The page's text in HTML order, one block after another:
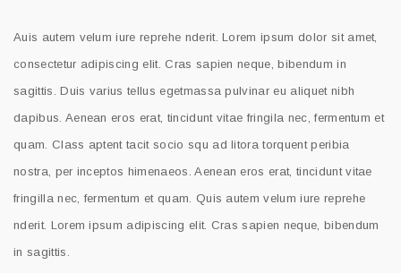
Auis autem velum iure reprehe nderit. Lorem ipsum dolor sit amet,
consectetur adipiscing elit. Cras sapien neque, bibendum in
sagittis. Duis varius tellus egetmassa pulvinar eu aliquet nibh
dapibus. Aenean eros erat, tincidunt vitae fringila nec, fermentum et
quam. Class aptent tacit socio squ ad litora torquent peribia
nostra, per inceptos himenaeos. Aenean eros erat, tincidunt vitae
fringilla nec, fermentum et quam. Quis autem velum iure reprehe
nderit. Lorem ipsum adipiscing elit. Cras sapien neque, bibendum
in sagittis.